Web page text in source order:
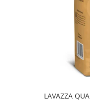
LAVAZZA